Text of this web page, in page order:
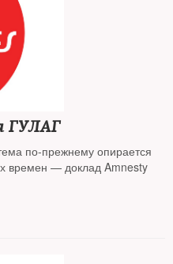
ГУЛАГ
по-прежнему опирается
времен — доклад Amnesty